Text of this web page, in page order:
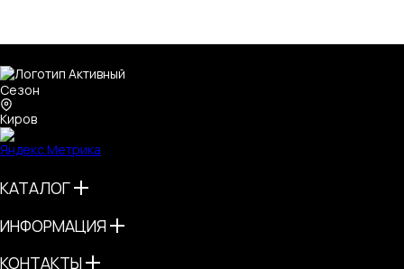
Киров
КАТАЛОГ
ИНФОРМАЦИЯ
КОНТАКТЫ